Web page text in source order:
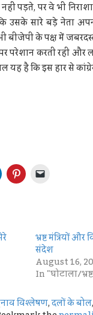
पड़ते, पर वे भी
उसके सारे बड़े नेता
ने भी बीजेपी के पक्ष में
परेशान करती रही
यह है कि इस हार से
भ्रष्ट मंत्रियों
संदेश
August 16,
In "घोटाला/
विश्लेषण,दलों के बोल